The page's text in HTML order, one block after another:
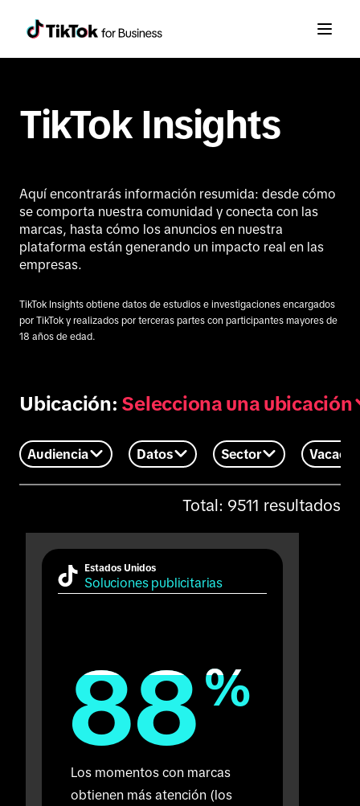
TikTok Insights
Aquí encontrarás información resumida: desde cómo
se comporta nuestra comunidad y conecta con las
marcas, hasta cómo los anuncios en nuestra
plataforma están generando un impacto real en las
empresas.
TikTok Insights obtiene datos de estudios e investigaciones encargados
por TikTok y realizados por terceras partes con participantes mayores de
18 años de edad.
Ubicación: Selecciona una ubicación
Audiencia Datos Sector
Total: 9511 resultados
Estados Unidos
Soluciones publicitarias
88%
88%
Los momentos con marcas
obtienen más atención (los